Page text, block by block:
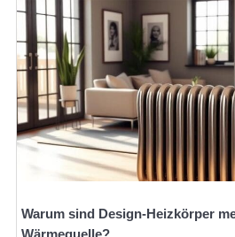
Warum sind Design-Heizkörper